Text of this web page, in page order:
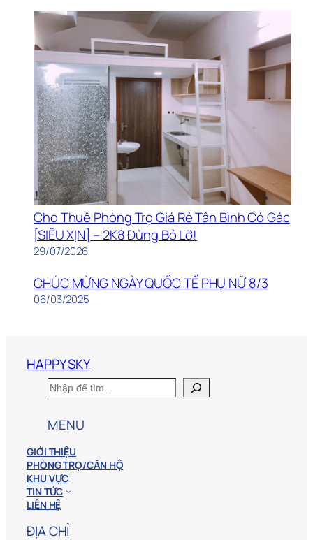
Cho Thuê Phòng Trọ Giá Rẻ Tân Bình Có Gác
[SIÊU XỊN] – 2K8 Đừng Bỏ Lỡ!
29/07/2026
CHÚC MỪNG NGÀY QUỐC TẾ PHỤ NỮ 8/3
06/03/2025
HAPPY SKY
S
e
r
h
MENU
GIỚI THIỆU
PHÒNG TRỌ/CĂN HỘ
KHU VỰC
TIN TỨC
LIÊN HỆ
ĐỊA CHỈ